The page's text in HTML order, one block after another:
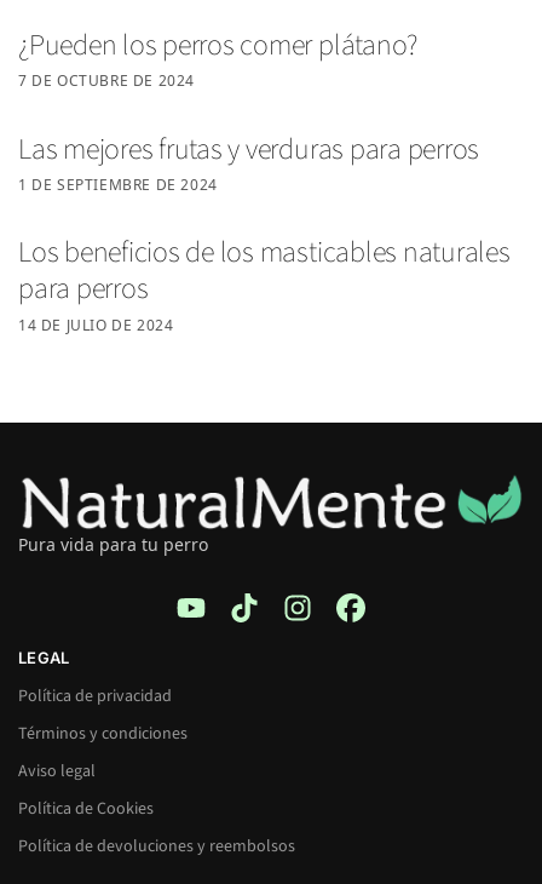
¿Pueden los perros comer plátano?
7 DE OCTUBRE DE 2024
Las mejores frutas y verduras para perros
1 DE SEPTIEMBRE DE 2024
Los beneficios de los masticables naturales
para perros
14 DE JULIO DE 2024
Pura vida para tu perro
LEGAL
Política de privacidad
Términos y condiciones
Aviso legal
Política de Cookies
Política de devoluciones y reembolsos